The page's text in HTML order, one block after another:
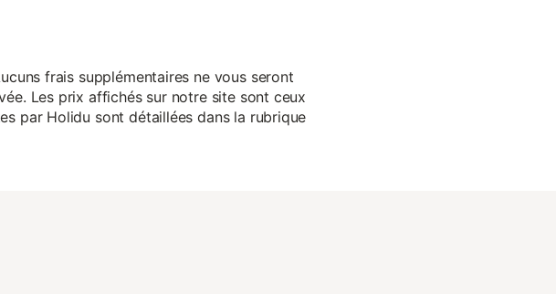
frais supplémentaires ne vous seront
Les prix affichés sur notre site sont ceux
par Holidu sont détaillées dans la rubrique